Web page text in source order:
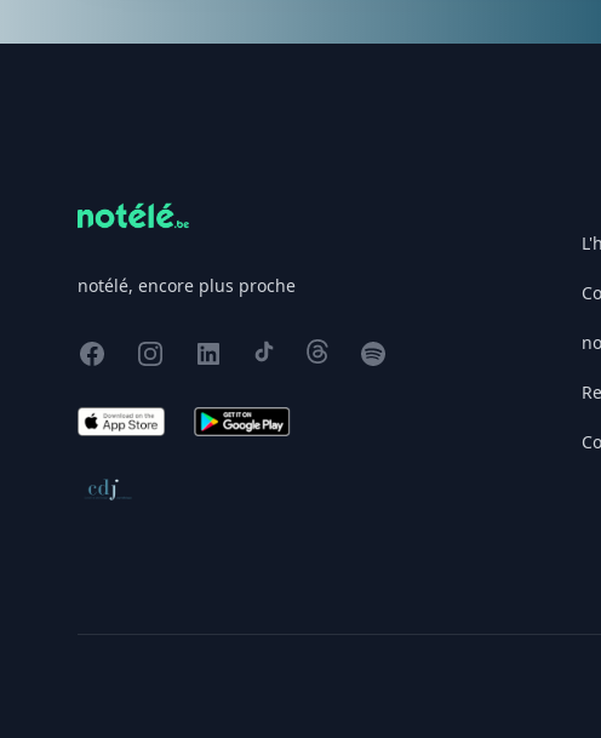
notélé, encore plus proche
FacebookInstagram
X TikTokThreadsSpotify
App Store Google Play
Conseil de déontologie journalistique